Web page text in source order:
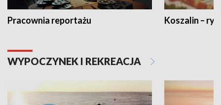
Pracownia reportażu Koszalin –
WYPOCZYNEK I REKREACJA